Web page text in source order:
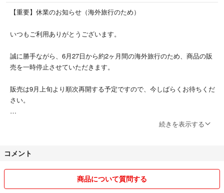
【重要】休業のお知らせ（海外旅行のため）
いつもご利用ありがとうございます。
誠に勝手ながら、6月27日から約2ヶ月間の海外旅行のため、商品の販
売を一時停止させていただきます。
販売は9月上旬より順次再開する予定ですので、今しばらくお待ちくだ
さい。
ご心配なく、帰国後は新商品の追加・出品も予定しております！
ご理解いただけますようお願い申し上げます。
続きを表示する
コメント
商品について質問する